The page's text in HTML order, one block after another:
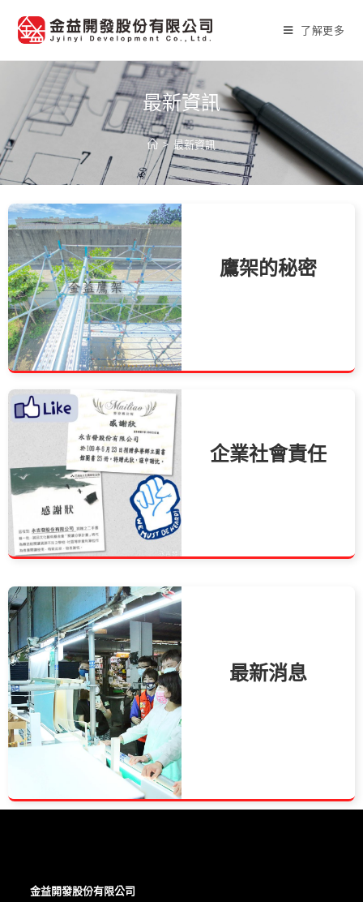
了解更多
最新資訊
> 最新資訊
鷹架的秘密
企業社會責任
最新消息
金益開發股份有限公司